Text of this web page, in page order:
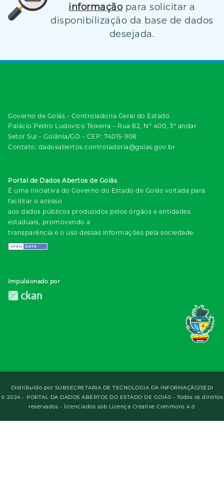
informação para solicitar a
disponibilização da base de dados
desejada.
Governo de Goiás - Controladoria Geral do Estado
Palácio Pedro Ludovico Teixeira – Rua 82, Nº 400, 3º andar
Setor Sul – Goiânia/GO – CEP: 74015-908
Contato: dadosabertos.controladoria@goias.gov.br
Portal de Dados Abertos de Goiás
É uma iniciativa do Governo do Estado de Goiás voltada para
facilitar o acesso
aos dados públicos produzidos pelos órgãos e entidades
estaduais, promovendo a
transparência e o uso dessas informações pela sociedade.
Impulsionado por
Distribuído por SUBSECRETARIA DE TECNOLOGIA DA INFORMAÇÃO/SEDI
© 2024 - PORTAL DA DADOS ABERTOS DO ESTADO DE GOIÁS - Todos os direitos
reservados - licenciados sob Licença Creative Commons 4.0